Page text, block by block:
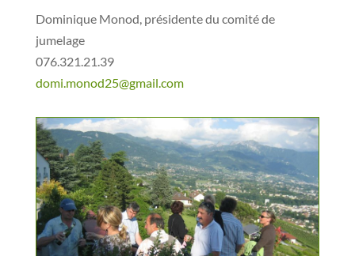
Dominique Monod, présidente du comité de
jumelage
076.321.21.39
domi.monod25@gmail.com